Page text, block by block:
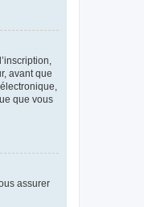
avant que
que vous
assurer